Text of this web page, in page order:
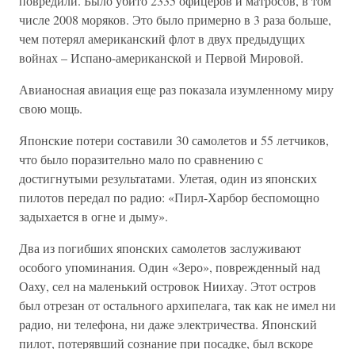
числе 2008 моряков. Это было примерно в 3 раза больше,
чем потерял американский флот в двух предыдущих
войнах – Испано-американской и Первой Мировой.
Авианосная авиация еще раз показала изумленному миру
свою мощь.
Японские потери составили 30 самолетов и 55 летчиков,
что было поразительно мало по сравнению с
достигнутыми результатами. Улетая, один из японских
пилотов передал по радио: «Пирл-Харбор беспомощно
задыхается в огне и дыму».
Два из погибших японских самолетов заслуживают
особого упоминания. Один «Зеро», поврежденный над
Оаху, сел на маленький островок Ниихау. Этот остров
был отрезан от остального архипелага, так как не имел ни
радио, ни телефона, ни даже электричества. Японский
пилот, потерявший сознание при посадке, был вскоре